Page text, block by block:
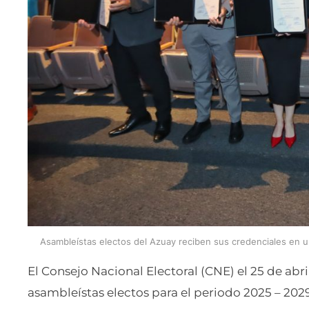
Asambleístas electos del Azuay reciben sus credenciales en
El Consejo Nacional Electoral (CNE) el 25 de
asambleístas electos para el periodo 2025 –